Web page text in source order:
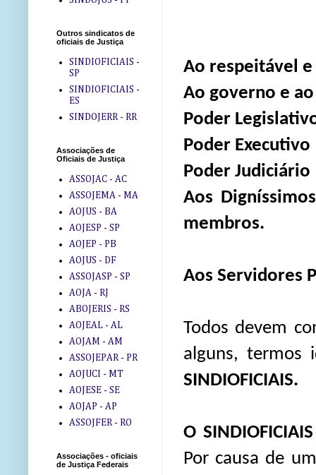
Ao respeitável
Ao governo e
Poder
Poder Executivo
Poder Judiciário
Aos
membros.
Aos Servidores
Todos devem
alguns, termos
SINDIOFICIAIS.
O
Por causa de
Outros sindicatos de
oficiais de Justiça
SINDIOFICIAIS -
SP
SINDIOFICIAIS -
ES
SINDOJERR - RR
Associações de
Oficiais de Justiça
ASSOJAC - AC
ASSOJEMA - MA
AOJUS - BA
AOJESP - SP
AOJEP - PB
AOJUS - DF
ASSOJASP - SP
AOJA - RJ
ABOJERIS - RS
AOJEAL - AL
AOJAM - AM
ASSOJEPAR - PR
AOJUCI - MT
AOJESE - SE
AOJAP - AP
ASSOJFER - RO
Associações - oficiais
de Justiça Federais